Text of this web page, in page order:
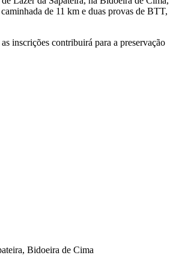
de 11 km e duas provas de BTT,
inscrições contribuirá para a preservação
Bidoeira de Cima